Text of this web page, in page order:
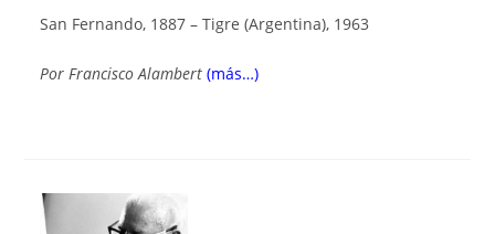
San Fernando, 1887 – Tigre (Argentina), 1963
Por Francisco Alambert (más…)